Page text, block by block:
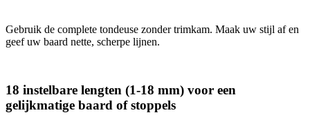
Gebruik de complete tondeuse zonder trimkam. Maak uw stijl af en
geef uw baard nette, scherpe lijnen.
18 instelbare lengten (1-18 mm) voor een
gelijkmatige baard of stoppels